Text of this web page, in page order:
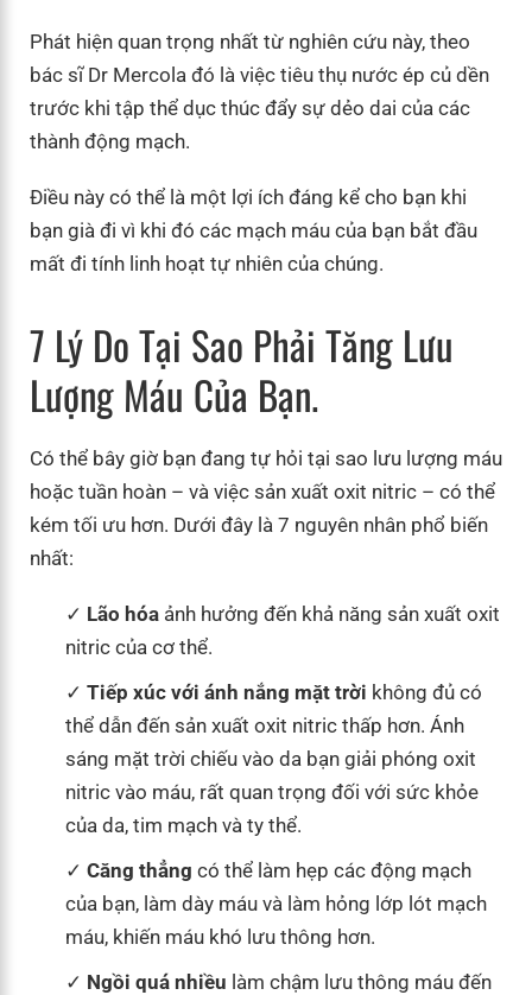
Phát hiện quan trọng nhất từ ​​nghiên cứu này, theo
bác sĩ Dr Mercola đó là việc tiêu thụ nước ép củ dền
trước khi tập thể dục thúc đẩy sự dẻo dai của các
thành động mạch.
Điều này có thể là một lợi ích đáng kể cho bạn khi
bạn già đi vì khi đó các mạch máu của bạn bắt đầu
mất đi tính linh hoạt tự nhiên của chúng.
7 Lý Do Tại Sao Phải Tăng Lưu
Lượng Máu Của Bạn.
Có thể bây giờ bạn đang tự hỏi tại sao lưu lượng máu
hoặc tuần hoàn – và việc sản xuất oxit nitric – có thể
kém tối ưu hơn. Dưới đây là 7 nguyên nhân phổ biến
nhất:
Lão hóa ảnh hưởng đến khả năng sản xuất oxit
nitric của cơ thể.
Tiếp xúc với ánh nắng mặt trời không đủ có
thể dẫn đến sản xuất oxit nitric thấp hơn. Ánh
sáng mặt trời chiếu vào da bạn giải phóng oxit
nitric vào máu, rất quan trọng đối với sức khỏe
của da, tim mạch và ty thể.
Căng thẳng có thể làm hẹp các động mạch
của bạn, làm dày máu và làm hỏng lớp lót mạch
máu, khiến máu khó lưu thông hơn.
Ngồi quá nhiều làm chậm lưu thông máu đến